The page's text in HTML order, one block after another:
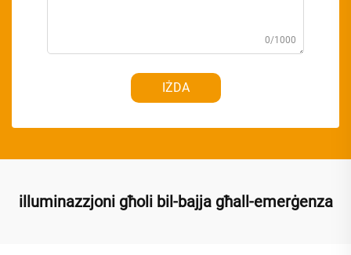
0/1000
IŻDA
illuminazzjoni għoli bil-bajja għall-emerġenza